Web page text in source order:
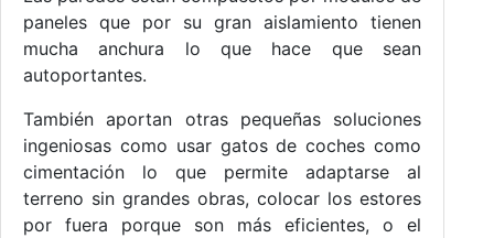
paneles que por su gran aislamiento tienen
mucha anchura lo que hace que sean
autoportantes.
También aportan otras pequeñas soluciones
ingeniosas como usar gatos de coches como
cimentación lo que permite adaptarse al
terreno sin grandes obras, colocar los estores
por fuera porque son más eficientes, o el